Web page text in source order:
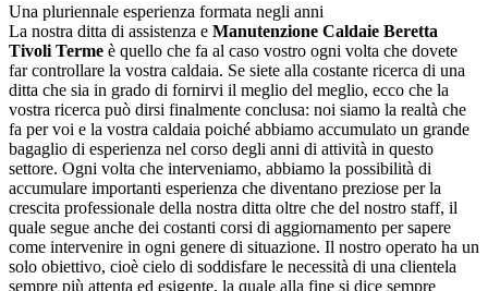
Una pluriennale esperienza formata negli anni
La nostra ditta di assistenza e Manutenzione Caldaie Beretta
Tivoli Terme è quello che fa al caso vostro ogni volta che dovete
far controllare la vostra caldaia. Se siete alla costante ricerca di una
ditta che sia in grado di fornirvi il meglio del meglio, ecco che la
vostra ricerca può dirsi finalmente conclusa: noi siamo la realtà che
fa per voi e la vostra caldaia poiché abbiamo accumulato un grande
bagaglio di esperienza nel corso degli anni di attività in questo
settore. Ogni volta che interveniamo, abbiamo la possibilità di
accumulare importanti esperienza che diventano preziose per la
crescita professionale della nostra ditta oltre che del nostro staff, il
quale segue anche dei costanti corsi di aggiornamento per sapere
come intervenire in ogni genere di situazione. Il nostro operato ha un
solo obiettivo, cioè cielo di soddisfare le necessità di una clientela
sempre più attenta ed esigente, la quale alla fine si dice sempre